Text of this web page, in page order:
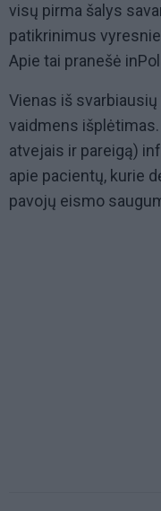
visų pirma šalys
patikrinimus
Apie tai pranešė
Vienas iš
vaidmens
atvejais ir pareigą)
apie pacientų, kurie
pavojų eismo